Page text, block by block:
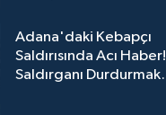
Adana'daki Kebapçı
Saldırısında Acı Haber!
Saldırganı Durdurmak